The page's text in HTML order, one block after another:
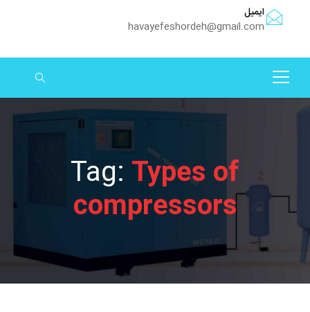
ایمیل
havayefeshordeh@gmail.com
Tag: Types of
compressors